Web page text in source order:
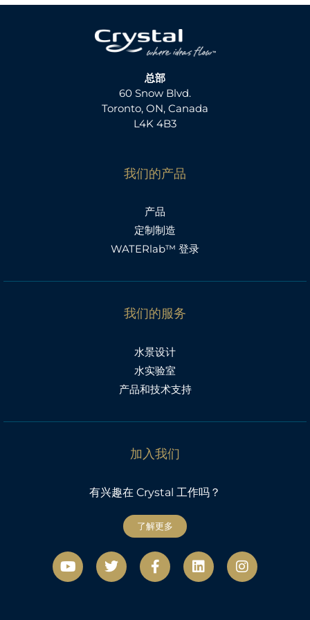
总部
60 Snow Blvd.
Toronto, ON, Canada
L4K 4B3
我们的产品
产品
定制制造
WATERlab™ 登录
我们的服务
水景设计
水实验室
产品和技术支持
加入我们
有兴趣在 Crystal 工作吗？
了解更多
视
频
微
博
F
a
c
L
i
n
社
交
网